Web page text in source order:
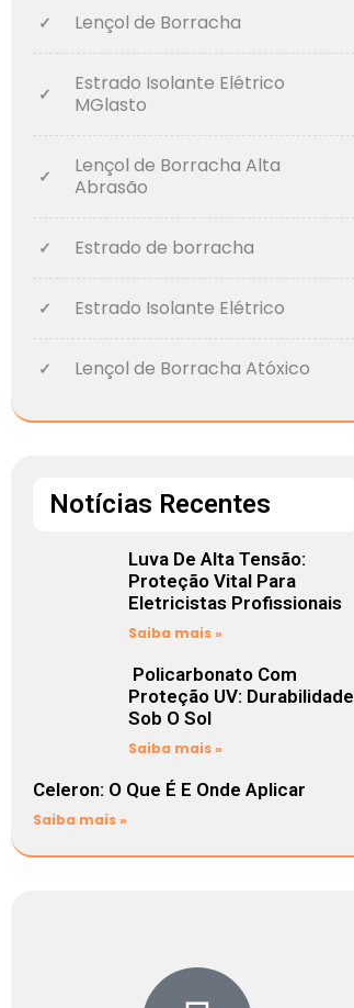
Lençol de Borracha
Estrado Isolante Elétrico
MGlasto
Lençol de Borracha Alta
Abrasão
Estrado de borracha
Estrado Isolante Elétrico
Lençol de Borracha Atóxico
Notícias Recentes
Luva De Alta Tensão:
Proteção Vital Para
Eletricistas Profissionais
Saiba mais »
Policarbonato Com
Proteção UV: Durabilidade
Sob O Sol
Saiba mais »
Celeron: O Que É E Onde Aplicar
Saiba mais »